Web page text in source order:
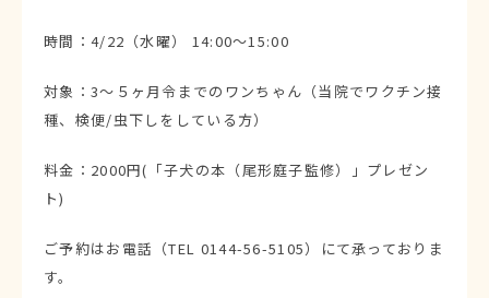
時間：4/22（水曜） 14:00～15:00
対象：3～５ヶ月令までのワンちゃん（当院でワクチン接
種、検便/虫下しをしている方）
料金：2000円(「子犬の本（尾形庭子監修）」プレゼン
ト)
ご予約はお電話（TEL 0144-56-5105）にて承っておりま
す。